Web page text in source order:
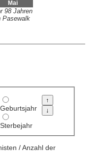
Mai
98 Jahren
Pasewalk
Geburtsjahr
Sterbejahr
/ Anzahl der